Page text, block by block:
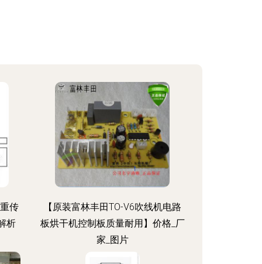
传
析
【原装富林丰田TO-V6吹线机电路
板烘干机控制板质量耐用】价格_厂
家_图片